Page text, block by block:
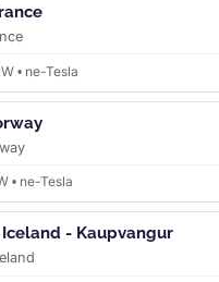
• ne-Tesla
• ne-Tesla
Iceland - Kaupvangur